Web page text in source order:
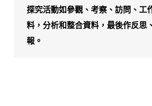
探究活動如參觀、考察、訪問、工
料，分析和整合資料，最後作反思
報。